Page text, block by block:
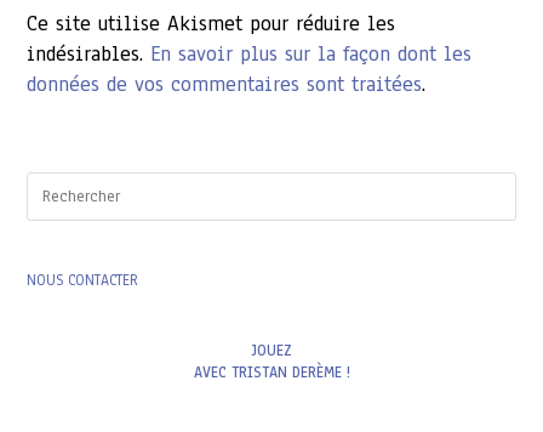
Ce site utilise Akismet pour réduire les
indésirables. En savoir plus sur la façon dont les
données de vos commentaires sont traitées.
NOUS CONTACTER
JOUEZ
AVEC TRISTAN DERÈME !